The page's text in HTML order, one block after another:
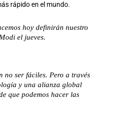
rápido en el mundo.
hoy definirán nuestro
el jueves.
no ser fáciles. Pero a través
y una alianza global
que podemos hacer las